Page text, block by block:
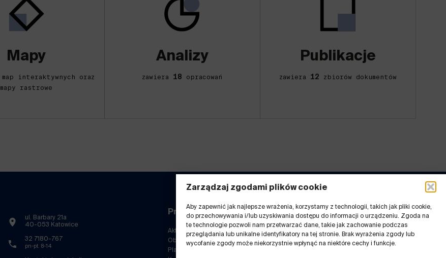
Zarządzaj zgodami plików cookie
Aby zapewnić jak najlepsze wrażenia, korzystamy z technologii, takich jak pliki cookie,
do przechowywania i/lub uzyskiwania dostępu do informacji o urządzeniu. Zgoda na
te technologie pozwoli nam przetwarzać dane, takie jak zachowanie podczas
przeglądania lub unikalne identyfikatory na tej stronie. Brak wyrażenia zgody lub
wycofanie zgody może niekorzystnie wpłynąć na niektóre cechy i funkcje.
Mapy
map interaktywnych oraz
mapy rastrowe
Analizy
zawiera 18 opracowań
Publikacje
zawiera 12 zbiorów dokumentów
ul. Barbary 21a
40-053 Katowice
32 7180-767
pn-pt. 8-14
Przydatne linki
Aktualności
Obserwatorium GZM
Platforma Dobrych Praktyk
Rejestr ostatnich zmian
Deklaracja dostępności